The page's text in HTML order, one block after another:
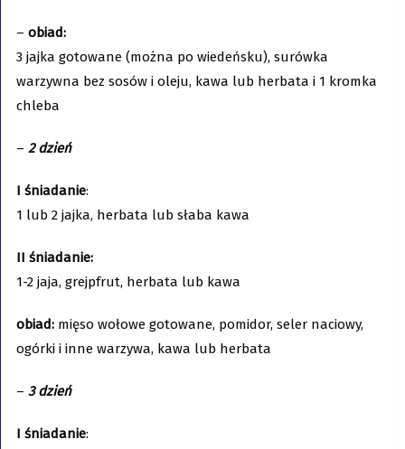
– obiad:
3 jajka gotowane (można po wiedeńsku), surówka
warzywna bez sosów i oleju, kawa lub herbata i 1 kromka
chleba
– 2 dzień
I śniadanie:
1 lub 2 jajka, herbata lub słaba kawa
II śniadanie:
1-2 jaja, grejpfrut, herbata lub kawa
obiad:mięso wołowe gotowane, pomidor, seler naciowy,
ogórki i inne warzywa, kawa lub herbata
– 3 dzień
I śniadanie: